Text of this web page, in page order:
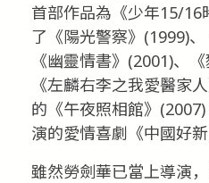
首部作品為《少年15/16
了《陽光警察》(1999)、
《幽靈情書》(2001)、
《左麟右李之我愛醫家
的《午夜照相館》
演的愛情喜劇《中國好新
雖然勞劍華已當上導演